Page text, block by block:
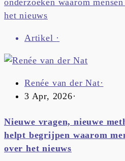
Artikel ·
Renée van der Nat·
3 Apr, 2026·
Nieuwe vragen, nieuwe
helpt begrijpen waarom
over het nieuws